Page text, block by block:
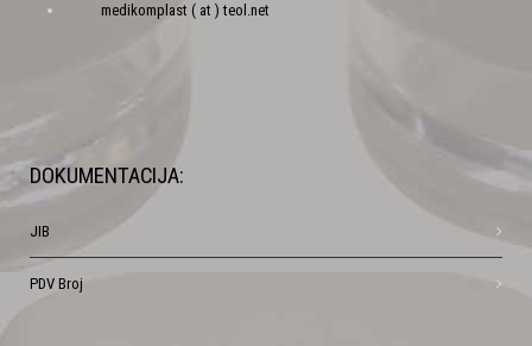
medikomplast ( at ) teol.net
DOKUMENTACIJA:
JIB
PDV Broj